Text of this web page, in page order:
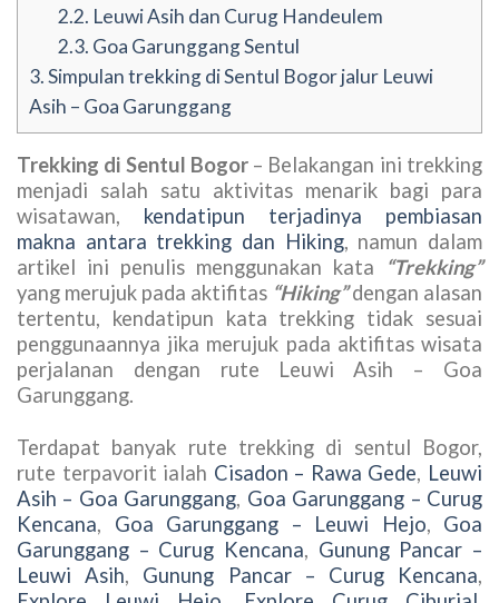
2.2. Leuwi Asih dan Curug Handeulem
2.3. Goa Garunggang Sentul
3.Simpulan trekking di Sentul Bogor jalur Leuwi
Asih – Goa Garunggang
Trekking di Sentul Bogor– Belakangan ini trekking
menjadi salah satu aktivitas menarik bagi para
wisatawan, kendatipun terjadinya pembiasan
makna antara trekking dan Hiking, namun dalam
artikel ini penulis menggunakan kata
“Trekking”
yang merujuk pada aktifitas “Hiking”dengan alasan
tertentu, kendatipun kata trekking tidak sesuai
penggunaannya jika merujuk pada aktifitas wisata
perjalanan dengan rute Leuwi Asih – Goa
Garunggang.
Terdapat banyak rute trekking di sentul Bogor,
rute terpavorit ialah Cisadon – Rawa Gede, Leuwi
Asih – Goa Garunggang, Goa Garunggang – Curug
Kencana, Goa Garunggang – Leuwi Hejo, Goa
Garunggang – Curug Kencana, Gunung Pancar –
Leuwi Asih, Gunung Pancar – Curug Kencana,